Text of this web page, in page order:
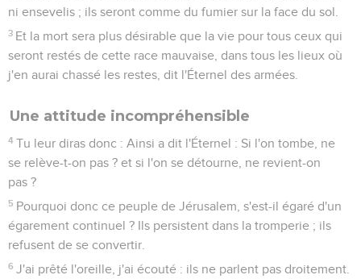
ni ensevelis ; ils seront comme du fumier sur la face du sol.
3 Et la mort sera plus désirable que la vie pour tous ceux qui
seront restés de cette race mauvaise, dans tous les lieux où
j'en aurai chassé les restes, dit l'Éternel des armées.
Une attitude incompréhensible
4 Tu leur diras donc : Ainsi a dit l'Éternel : Si l'on tombe, ne
se relève-t-on pas ? et si l'on se détourne, ne revient-on
pas ?
5 Pourquoi donc ce peuple de Jérusalem, s'est-il égaré d'un
égarement continuel ? Ils persistent dans la tromperie ; ils
refusent de se convertir.
6 J'ai prêté l'oreille, j'ai écouté : ils ne parlent pas droitement.